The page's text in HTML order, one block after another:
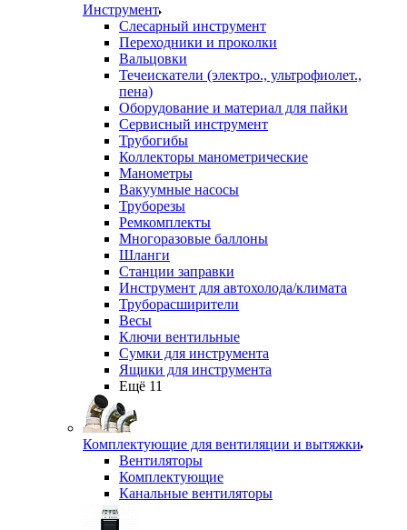
Инструмент
Слесарный инструмент
Переходники и проколки
Вальцовки
Течеискатели (электро., ультрофиолет.,
пена)
Оборудование и материал для пайки
Сервисный инструмент
Трубогибы
Коллекторы манометрические
Манометры
Вакуумные насосы
Труборезы
Ремкомплекты
Многоразовые баллоны
Шланги
Станции заправки
Инструмент для автохолода/климата
Труборасширители
Весы
Ключи вентильные
Сумки для инструмента
Ящики для инструмента
Ещё 11
Комплектующие для вентиляции и вытяжки
Вентиляторы
Комплектующие
Канальные вентиляторы